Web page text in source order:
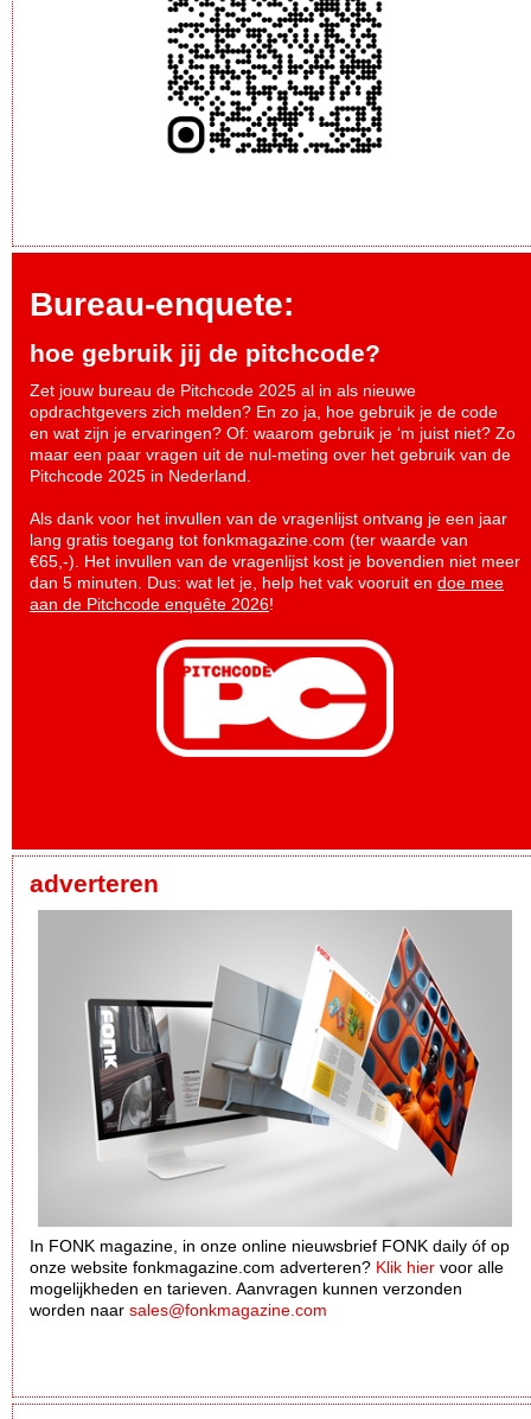
Bureau-enquete:
hoe gebruik jij de pitchcode?
Zet jouw bureau de Pitchcode 2025 al in als nieuwe
opdrachtgevers zich melden? En zo ja, hoe gebruik je de code
en wat zijn je ervaringen? Of: waarom gebruik je ‘m juist niet? Zo
maar een paar vragen uit de nul-meting over het gebruik van de
Pitchcode 2025 in Nederland.
Als dank voor het invullen van de vragenlijst ontvang je een jaar
lang gratis toegang tot fonkmagazine.com (ter waarde van
€65,-). Het invullen van de vragenlijst kost je bovendien niet meer
dan 5 minuten. Dus: wat let je, help het vak vooruit en doe mee
aan de Pitchcode enquête 2026!
adverteren
In FONK magazine, in onze online nieuwsbrief FONK daily óf op
onze website fonkmagazine.com adverteren? Klik hier voor alle
mogelijkheden en tarieven. Aanvragen kunnen verzonden
worden naar sales@fonkmagazine.com